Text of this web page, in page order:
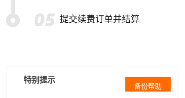
提交续费订单并结算
特别提示
备份帮助